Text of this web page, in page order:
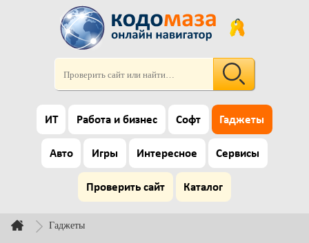
ИТ Работа и бизнес Софт Гаджеты
Авто Игры Интересное Сервисы
Проверить сайт Каталог
Гаджеты